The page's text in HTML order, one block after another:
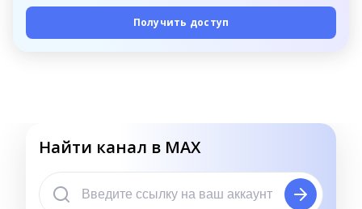
Получить доступ
Найти канал в MAX